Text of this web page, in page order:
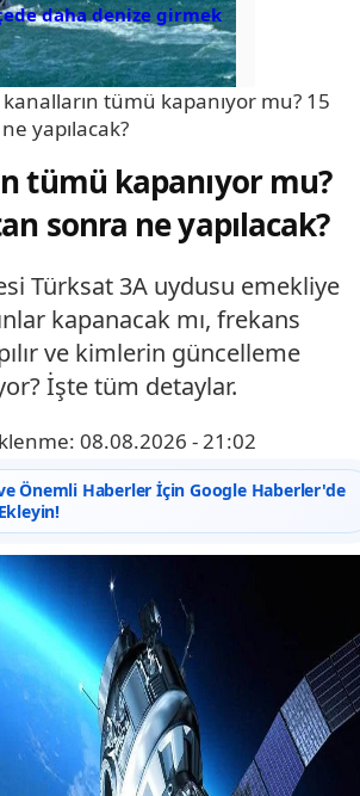
daha denize girmek
kanalların tümü kapanıyor mu? 15
yapılacak?
tümü kapanıyor mu?
sonra ne yapılacak?
Türksat 3A uydusu emekliye
kapanacak mı, frekans
ve kimlerin güncelleme
İşte tüm detaylar.
08.08.2026 - 21:02
Önemli Haberler İçin Google Haberler'de